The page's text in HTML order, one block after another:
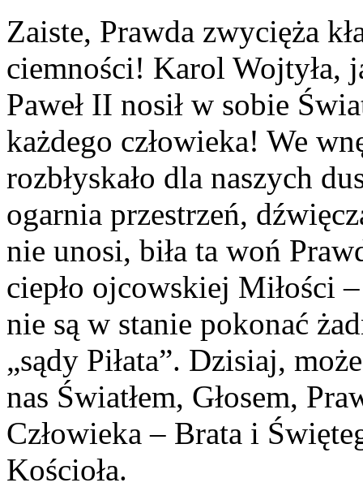
Zaiste, Prawda zwycięża
ciemności! Karol Wojtyła,
Paweł II nosił w sobie
każdego człowieka! We
rozbłyskało dla naszych
ogarnia przestrzeń,
nie unosi, biła ta woń
ciepło ojcowskiej Miłości
nie są w stanie pokonać
„sądy Piłata”. Dzisiaj,
nas Światłem, Głosem,
Człowieka – Brata i
Kościoła.